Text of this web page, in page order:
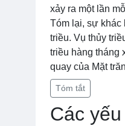
xảy ra một lần
Tóm lại, sự khác
triều. Vụ thủy
triều hàng tháng
quay của Mặt
Tóm tắt
Các